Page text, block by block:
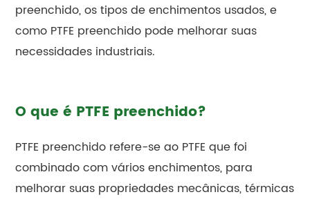
preenchido, os tipos de enchimentos usados, e
como PTFE preenchido pode melhorar suas
necessidades industriais.
O que é PTFE preenchido?
PTFE preenchido refere-se ao PTFE que foi
combinado com vários enchimentos, para
melhorar suas propriedades mecânicas, térmicas